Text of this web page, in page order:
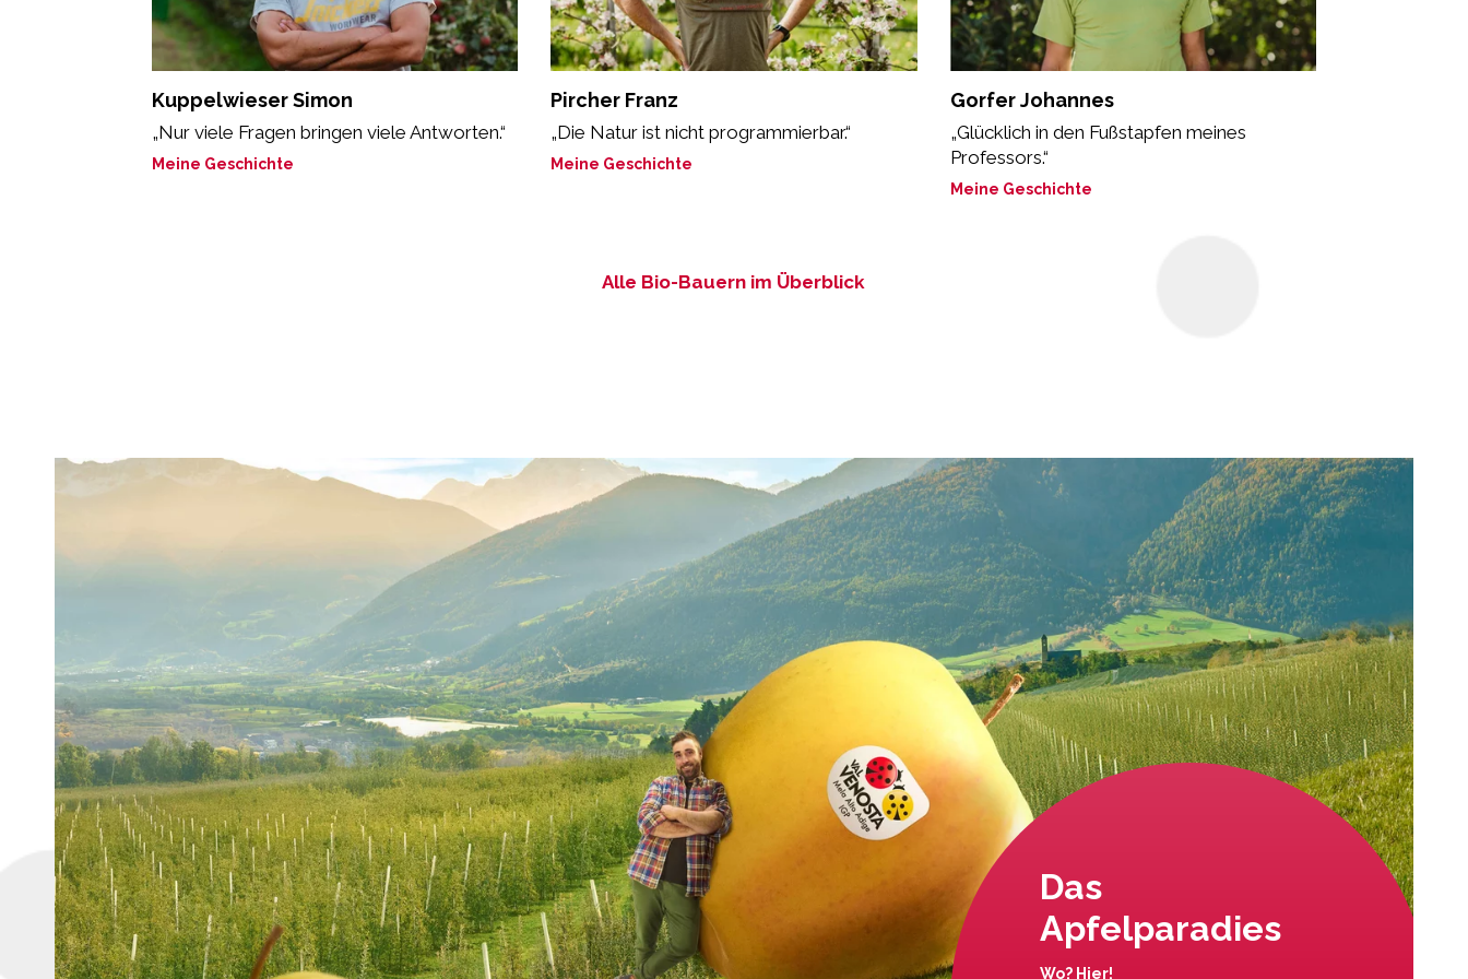
Kuppelwieser Simon
„Nur viele Fragen bringen viele Antworten.“
Meine Geschichte
Pircher Franz
„Die Natur ist nicht programmierbar.“
Meine Geschichte
Gorfer Johannes
„Glücklich in den Fußstapfen meines
Professors.“
Meine Geschichte
Alle Bio-Bauern im Überblick
Das
Apfelparadies
Wo? Hier!